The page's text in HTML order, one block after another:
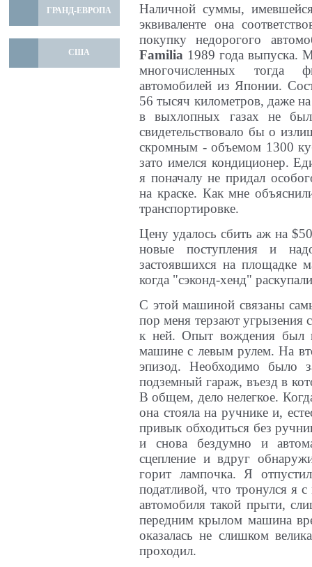
ГРАНД-ЕВРОПА
США
Наличной суммы,
эквиваленте она
покупку недорогого
Familia 1989 года выпуска.
многочисленных тогда
автомобилей из Японии.
56 тысяч километров, даже
в выхлопных газах не
свидетельствовало бы о
скромным - объемом 1300
зато имелся кондиционер.
я поначалу не придал
на краске. Как мне
транспортировке.
Цену удалось сбить аж на
новые поступления и
застоявшихся на площадке
когда "сэконд-хенд"
С этой машиной связаны
пор меня терзают угрызения
к ней. Опыт вождения был
машине с левым рулем. На
эпизод. Необходимо было
подземный гараж, въезд в
В общем, дело нелегкое.
она стояла на ручнике и,
привык обходиться без
и снова бездумно и
сцепление и вдруг
горит лампочка. Я
податливой, что тронулся я
автомобиля такой прыти,
передним крылом машина
оказалась не слишком
проходил.